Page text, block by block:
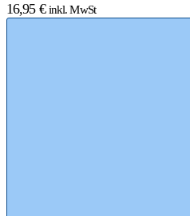
16,95 € inkl. MwSt